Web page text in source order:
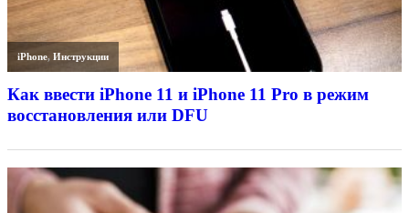
iPhone,Инструкции
Как ввести iPhone 11 и iPhone 11 Pro в режим
восстановления или DFU